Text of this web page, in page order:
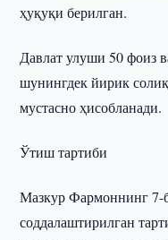
ҳуқуқи берилган.
Давлат улуши 50 фоиз
шунингдек йирик
мустасно ҳисобланади.
Ўтиш тартиби
Мазкур Фармоннинг 7-
соддалаштирилган